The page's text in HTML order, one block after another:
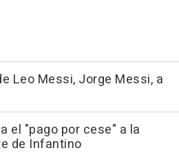
Leo Messi, Jorge Messi, a
el "pago por cese" a la
de Infantino